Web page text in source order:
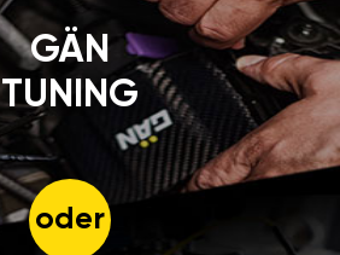
GÄN
TUNING
oder